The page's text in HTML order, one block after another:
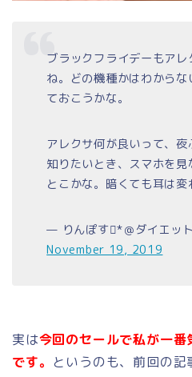
ブラックフライデーもア
ね。どの機種かはわから
ておこうかな。
アレクサ何が良いって、
知りたいとき、スマホを
とこかな。暗くても耳は変
— りんぽす*＠ダイエッ
November 19, 2019
実は今回のセールで私が一
です。 というのも、前回の記